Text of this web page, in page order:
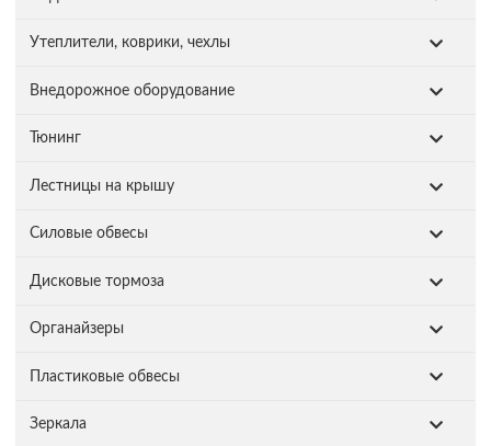
Утеплители, коврики, чехлы
Внедорожное оборудование
Тюнинг
Лестницы на крышу
Силовые обвесы
Дисковые тормоза
Органайзеры
Пластиковые обвесы
Зеркала